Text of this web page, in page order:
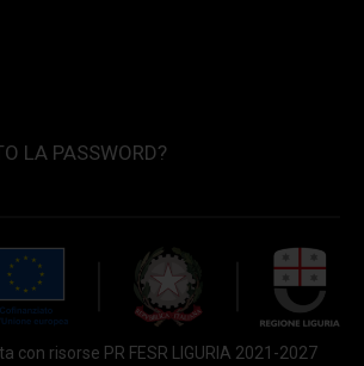
LA PASSWORD?
con risorse PR FESR LIGURIA 2021-2027